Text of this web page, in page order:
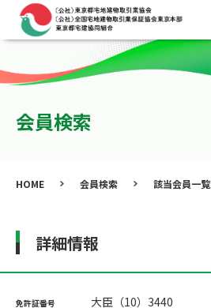
会員検索
HOME 会員検索 該当会員一覧
詳細情報
免許証番号 大臣（10）3440